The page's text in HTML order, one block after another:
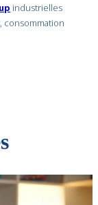
industrielles